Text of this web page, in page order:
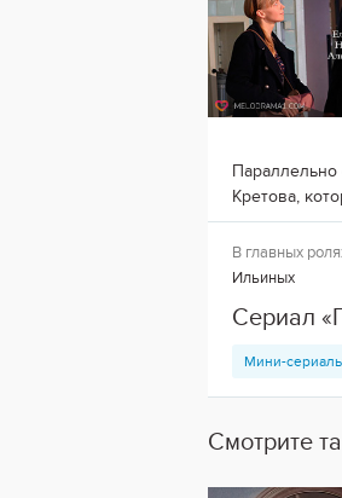
Кретова,
В главных
Ильиных
Сериал
Мини-
Смотрите